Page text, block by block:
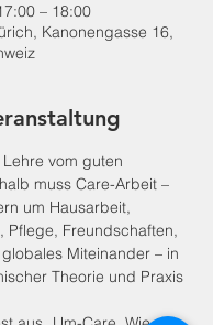
– 18:00
Kanonengasse 16,
vom guten
muss Care-Arbeit –
um Hausarbeit,
Pflege, Freundschaften,
Miteinander – in
Theorie und Praxis